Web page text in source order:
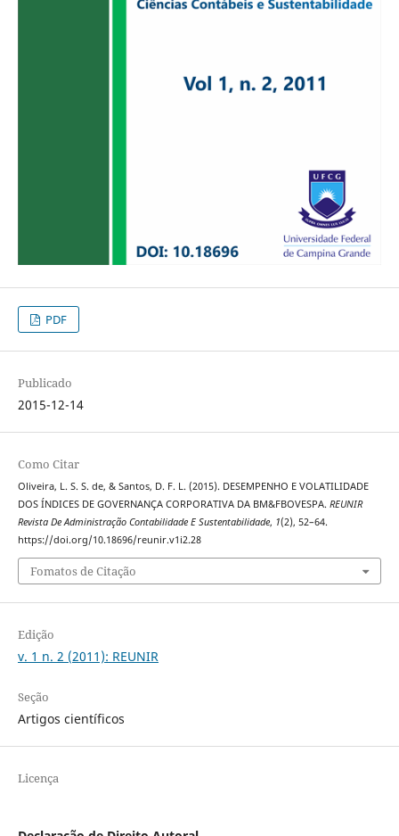
PDF
Publicado
2015-12-14
Como Citar
Oliveira, L. S. S. de, & Santos, D. F. L. (2015). DESEMPENHO E VOLATILIDADE
DOS ÍNDICES DE GOVERNANÇA CORPORATIVA DA BM&FBOVESPA. REUNIR
Revista De Administração Contabilidade E Sustentabilidade, 1(2), 52–64.
https://doi.org/10.18696/reunir.v1i2.28
Fomatos de Citação
Edição
v. 1 n. 2 (2011): REUNIR
Seção
Artigos científicos
Licença